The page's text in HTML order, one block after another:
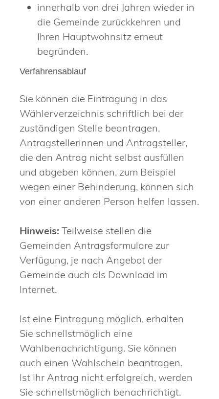
innerhalb von drei Jahren wieder in
die Gemeinde zurückkehren und
Ihren Hauptwohnsitz erneut
begründen.
Verfahrensablauf
Sie können die Eintragung in das
Wählerverzeichnis schriftlich bei der
zuständigen Stelle beantragen.
Antragstellerinnen und Antragsteller,
die den Antrag nicht selbst ausfüllen
und abgeben können, zum Beispiel
wegen einer Behinderung, können sich
von einer anderen Person helfen lassen.
Hinweis: Teilweise stellen die
Gemeinden Antragsformulare zur
Verfügung, je nach Angebot der
Gemeinde auch als Download im
Internet.
Ist eine Eintragung möglich, erhalten
Sie schnellstmöglich eine
Wahlbenachrichtigung. Sie können
auch einen Wahlschein beantragen.
Ist Ihr Antrag nicht erfolgreich, werden
Sie schnellstmöglich benachrichtigt.